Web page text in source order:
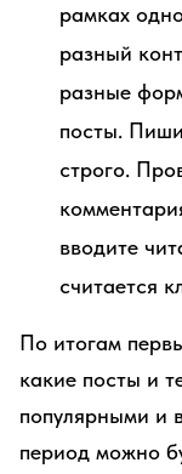
рамках
разный
разные
посты.
строго.
вводите
считается
По итогам
какие посты и
популярными и
период можно